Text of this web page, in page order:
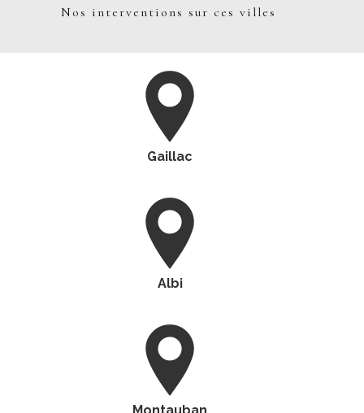
Nos interventions sur ces villes
Gaillac
Albi